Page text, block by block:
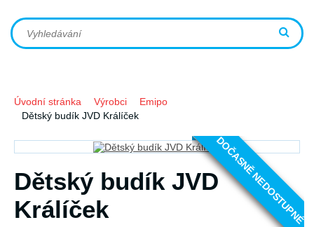
Úvodní stránka Výrobci
Emipo
Dětský budík JVD Králíček
DOČASNĚ NEDOSTUPNÉ
Dětský budík JVD
Králíček